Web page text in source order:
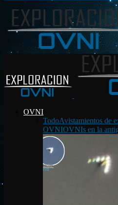
OVNI
TodoAvistamientos de
OVNIOVNIs en la